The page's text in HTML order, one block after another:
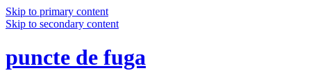
Skip to primary content
Skip to secondary content
puncte de fuga